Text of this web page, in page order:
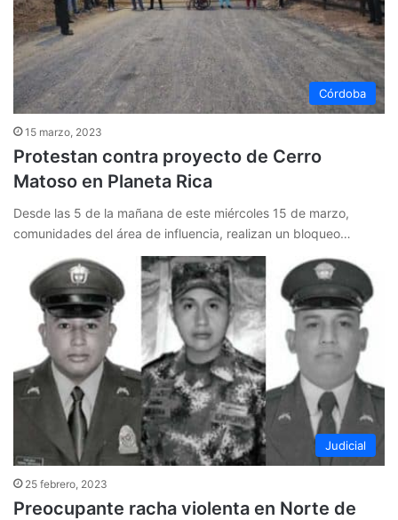
Córdoba
15 marzo, 2023
Protestan contra proyecto de Cerro
Matoso en Planeta Rica
Desde las 5 de la mañana de este miércoles 15 de marzo,
comunidades del área de influencia, realizan un bloqueo…
Judicial
25 febrero, 2023
Preocupante racha violenta en Norte de